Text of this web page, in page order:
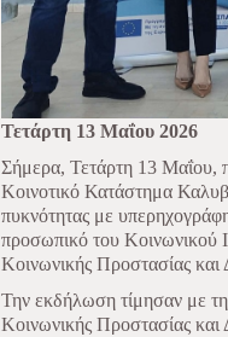
Τετάρτη 13 Μαΐου 2026
Σήμερα, Τετάρτη 13 Μαΐου,
Κοινοτικό Κατάστημα
πυκνότητας με
προσωπικό του Κοινωνικού
Κοινωνικής Προστασίας και
Την εκδήλωση τίμησαν με
Κοινωνικής Προστασίας